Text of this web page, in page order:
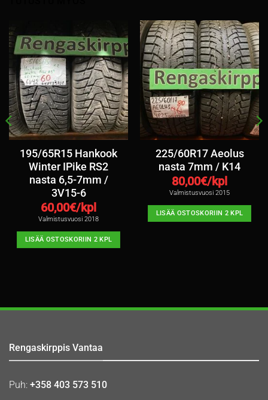
195/65R15 Hankook
Winter IPike RS2
nasta 6,5-7mm /
3V15-6
60,00€/kpl
Valmistusvuosi 2018
LISÄÄ OSTOSKORIIN 2 KPL
225/60R17 Aeolus
nasta 7mm / K14
80,00€/kpl
Valmistusvuosi 2015
LISÄÄ OSTOSKORIIN 2 KPL
Rengaskirppis Vantaa
Puh: +358 403 573 510